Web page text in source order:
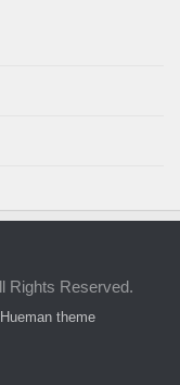
Rights Reserved.
Hueman theme